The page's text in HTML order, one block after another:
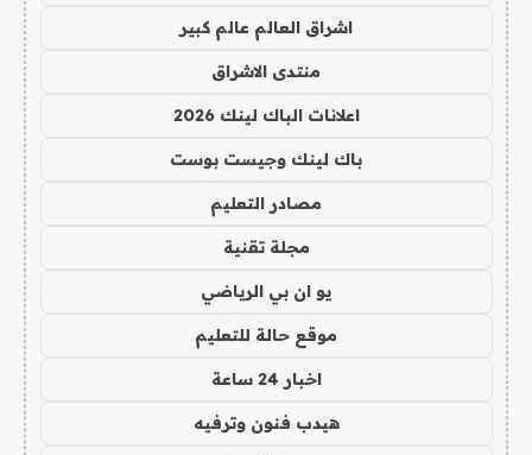
اشراق العالم عالم كبير
منتدى الاشراق
اعلانات الباك لينك 2026
باك لينك وجيست بوست
مصادر التعليم
مجلة تقنية
يو ان بي الرياضي
موقع حالة للتعليم
اخبار 24 ساعة
هيدب فنون وترفيه